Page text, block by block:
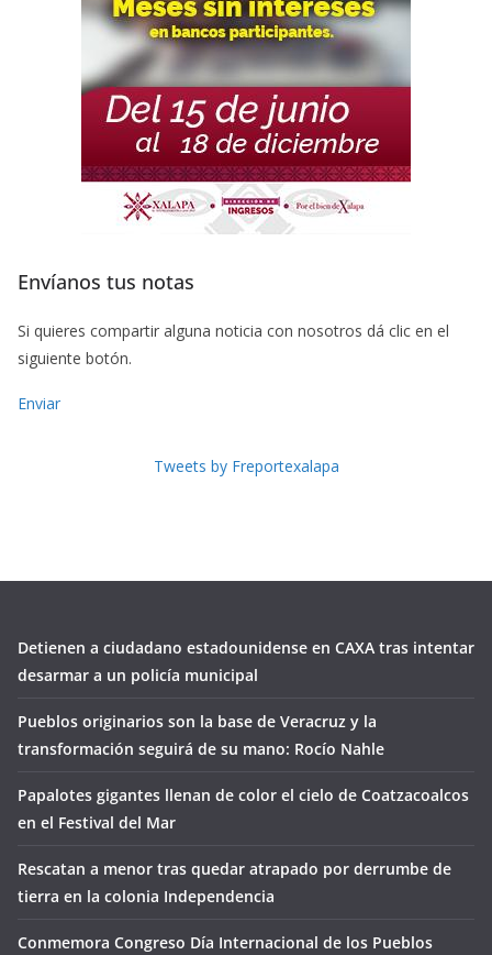
Envíanos tus notas
Si quieres compartir alguna noticia con nosotros dá clic en el
siguiente botón.
Enviar
Tweets by Freportexalapa
Detienen a ciudadano estadounidense en CAXA tras intentar
desarmar a un policía municipal
Pueblos originarios son la base de Veracruz y la
transformación seguirá de su mano: Rocío Nahle
Papalotes gigantes llenan de color el cielo de Coatzacoalcos
en el Festival del Mar
Rescatan a menor tras quedar atrapado por derrumbe de
tierra en la colonia Independencia
Conmemora Congreso Día Internacional de los Pueblos